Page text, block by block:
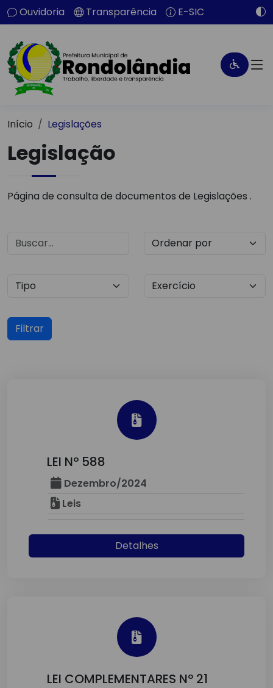
Ouvidoria Transparência E-SIC
Início Legislações
Legislação
Página de consulta de documentos de Legislações .
Filtrar
LEI Nº 588
Dezembro/2024
Leis
Detalhes
LEI COMPLEMENTARES Nº 21